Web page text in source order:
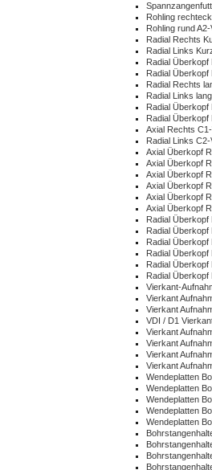
Rohling
Rohling rund A2-
Radial Rechts
Radial Links
Radial
Radial Überkopf
Radial Rechts
Radial Links
Radial Überkopf
Radial Überkopf
Axial Rechts
Radial Links C2-
Axial Überkopf
Axial Überkopf
Axial Überkopf
Axial Überkopf
Axial Überkopf
Axial Überkopf
Radial Überkopf
Radial
Radial
Radial
Radial
Radial
Vierkant-
Vierkant
Vierkant
VDI / D1
Vierkant
Vierkant
Vierkant
Vierkant
Wendeplatten
Wendeplatten
Wendeplatten
Wendeplatten
Wendeplatten